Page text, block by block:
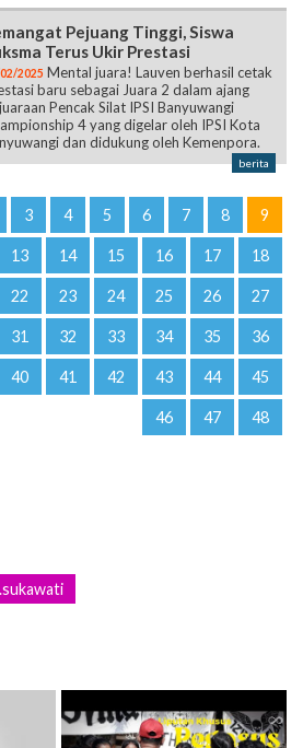
Pejuang Tinggi, Siswa
Terus Ukir Prestasi
2025 Mental juara! Lauven berhasil cetak
baru sebagai Juara 2 dalam ajang
Pencak Silat IPSI Banyuwangi
4 yang digelar oleh IPSI Kota
dan didukung oleh Kemenpora.
berita
3 4 5 6 7 8 9
13 14 15 16 17 18
22 23 24 25 26 27
31 32 33 34 35 36
40 41 42 43 44 45
46 47 48